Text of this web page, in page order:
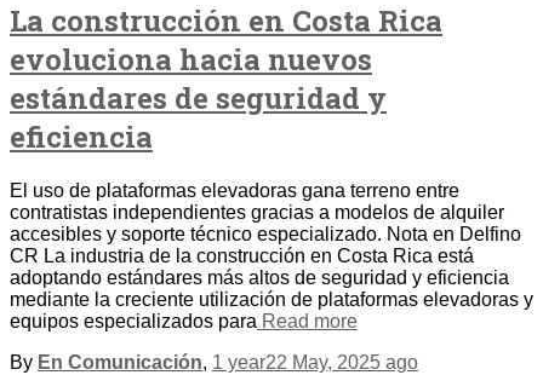
La construcción en Costa Rica
evoluciona hacia nuevos
estándares de seguridad y
eficiencia
El uso de plataformas elevadoras gana terreno entre
contratistas independientes gracias a modelos de alquiler
accesibles y soporte técnico especializado. Nota en Delfino
CR La industria de la construcción en Costa Rica está
adoptando estándares más altos de seguridad y eficiencia
mediante la creciente utilización de plataformas elevadoras y
equipos especializados para Read more
By En Comunicación, 1 year22 May, 2025 ago